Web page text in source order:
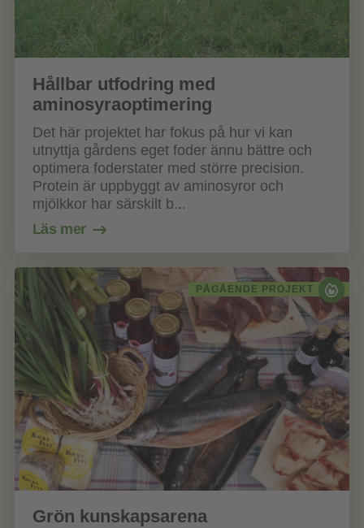
Hållbar utfodring med
aminosyraoptimering
Det här projektet har fokus på hur vi kan
utnyttja gårdens eget foder ännu bättre och
optimera foderstater med större precision.
Protein är uppbyggt av aminosyror och
mjölkkor har särskilt b...
Läs mer
PÅGÅENDE PROJEKT
Grön kunskapsarena